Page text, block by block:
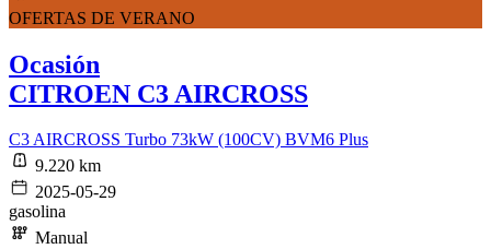
OFERTAS DE VERANO
Ocasión
CITROEN C3 AIRCROSS
C3 AIRCROSS Turbo 73kW (100CV) BVM6 Plus
9.220 km
2025-05-29
gasolina
Manual